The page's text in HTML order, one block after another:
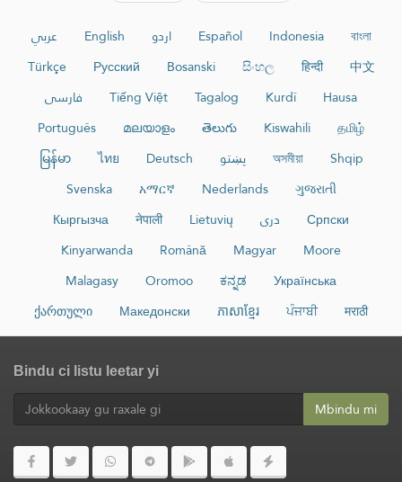
عربي English اردو Español Indonesia
বাংলা
Türkçe
Русский Bosanski සිංහල हिन्दी
中文
فارسی
Tiếng Việt Tagalog Kurdî
Hausa
Português
മലയാളം తెలుగు Kiswahili
தமிழ்
မြန်မာ
ไทย Deutsch پښتو অসমীয়া
Shqip
Svenska
አማርኛ Nederlands
ગુજરાતી
Кыргызча
नेपाली Lietuvių دری
Српски
Kinyarwanda
Română Magyar
Moore
Malagasy
Oromoo ಕನ್ನಡ
Українська
ქართული
Македонски ភាសាខ្មែរ ਪੰਜਾਬੀ मराठी
Bindu ci listu leetar yi
Mbindu mi